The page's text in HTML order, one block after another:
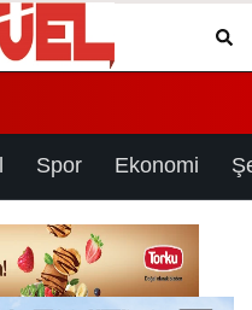
Spor Ekonomi